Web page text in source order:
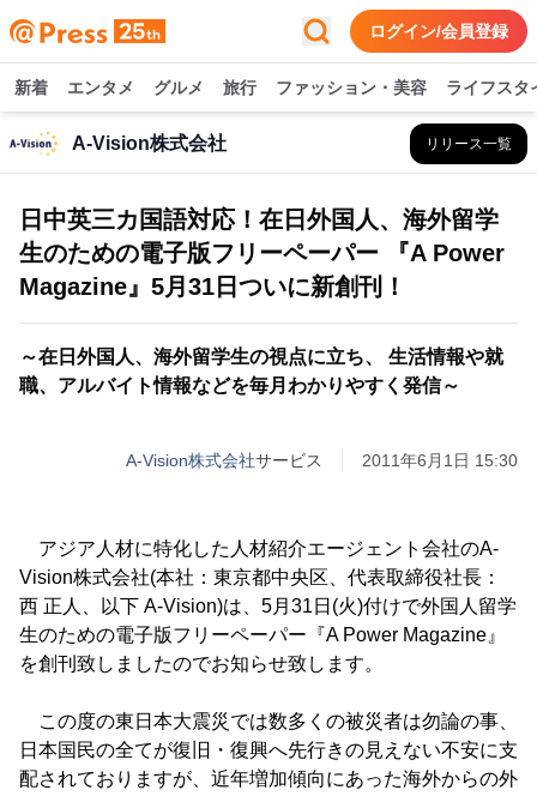
ログイン/会員登録
新着 エンタメ グルメ 旅行 ファッション・美容 ライフスタ
A-Vision株式会社 リリース一覧
日中英三カ国語対応！在日外国人、海外留学
生のための電子版フリーペーパー 『A Power
Magazine』5月31日ついに新創刊！
～在日外国人、海外留学生の視点に立ち、 生活情報や就
職、アルバイト情報などを毎月わかりやすく発信～
A-Vision株式会社サービス 2011年6月1日 15:30
アジア人材に特化した人材紹介エージェント会社のA-
Vision株式会社(本社：東京都中央区、代表取締役社長：
西 正人、以下 A-Vision)は、5月31日(火)付けで外国人留学
生のための電子版フリーペーパー『A Power Magazine』
を創刊致しましたのでお知らせ致します。
この度の東日本大震災では数多くの被災者は勿論の事、
日本国民の全てが復旧・復興へ先行きの見えない不安に支
配されておりますが、近年増加傾向にあった海外からの外